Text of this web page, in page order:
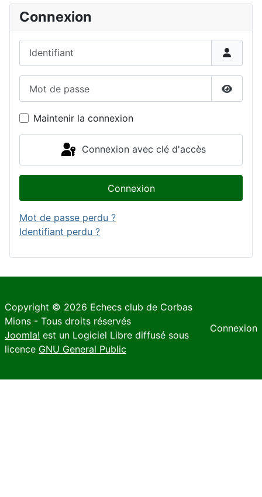
Connexion
Maintenir la connexion
Connexion avec clé d'accès
Connexion
Mot de passe perdu ?
Identifiant perdu ?
Copyright © 2026 Echecs club de Corbas
Mions - Tous droits réservés
Joomla! est un Logiciel Libre diffusé sous
licence GNU General Public
Connexion